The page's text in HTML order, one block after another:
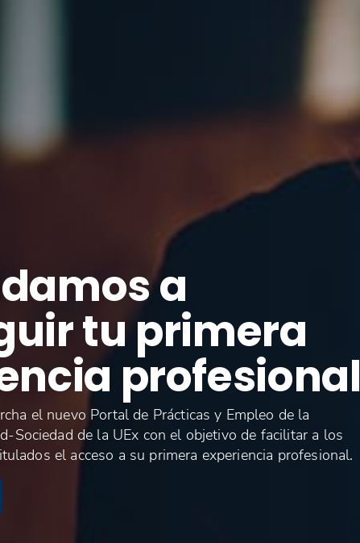
a
tu primera
profesional
el nuevo Portal de Prácticas y Empleo de la
Sociedad de la UEx con el objetivo de facilitar a los
el acceso a su primera experiencia profesional.